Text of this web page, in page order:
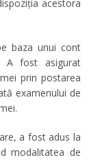
acestora
baza unui cont
A fost asigurat
prin postarea
examenului de
a fost adus la
modalitatea de